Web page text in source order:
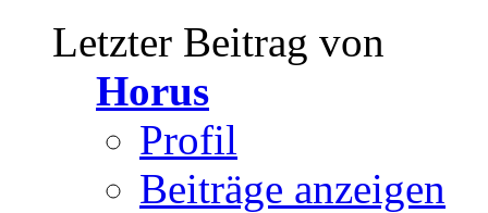
Letzter Beitrag von
Horus
Profil
Beiträge anzeigen